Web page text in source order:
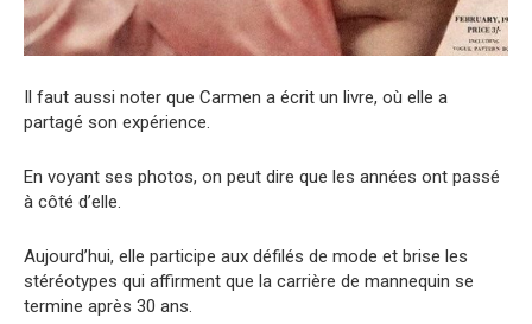
Il faut aussi noter que Carmen a écrit un livre, où elle a
partagé son expérience.
En voyant ses photos, on peut dire que les années ont passé
à côté d’elle.
Aujourd’hui, elle participe aux défilés de mode et brise les
stéréotypes qui affirment que la carrière de mannequin se
termine après 30 ans.